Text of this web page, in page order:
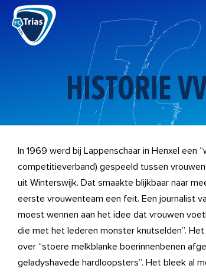
naar
HISTORIE
In 1969 werd bij Lappenschaar in Henxel een
competitieverband) gespeeld tussen
uit Winterswijk. Dat smaakte blijkbaar naar
eerste vrouwenteam een feit. Een journalist
moest wennen aan het idee dat vrouwen
die met het lederen monster knutselden”.
over “stoere melkblanke boerinnenbenen
geladyshavede hardloopsters”. Het bleek al